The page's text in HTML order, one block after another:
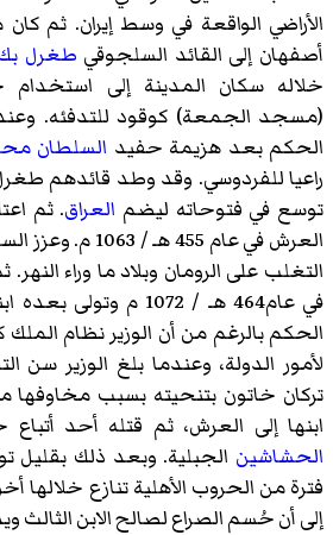
الأراضي الواقعة في وسط إيران. ثم
أصفهان إلى القائد السلجوقي طغرل
خلاله سكان المدينة إلى
(مسجد الجمعة) كوقود للتدفئه.
الحكم بعد هزيمة حفيد السلطان
راعيا للفردوسي. وقد وطد قائدهم
توسع في فتوحاته ليضم العراق. ثم
العرش في عام 455
التغلب على الرومان وبلاد ما وراء
الحكم بالرغم من أن الوزير نظام
لأمور الدولة، وعندما بلغ الوزير سن
تركان خاتون بتنحيته بسبب
ابنها إلى العرش، ثم قتله أحد
الحشاشين الجبلية. وبعد ذلك بقليل
فترة من الحروب الأهلية تنازع خلالها
إلى أن حُسم الصراع لصالح الابن الثالث